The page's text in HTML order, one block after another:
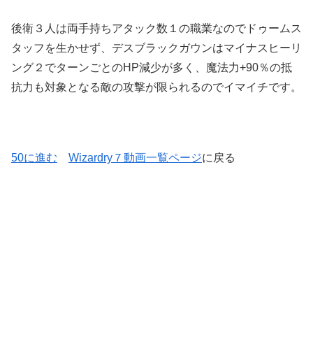
後衛３人は両手持ちアタック数１の職業なのでドゥームス
タッフを生かせず、デスブラックガウンはマイナスヒーリ
ング２でターンごとのHP減少が多く、魔法力+90％の抵
抗力も対象となる敵の攻撃が限られるのでイマイチです。
50に進む Wizardry７動画一覧ページに戻る